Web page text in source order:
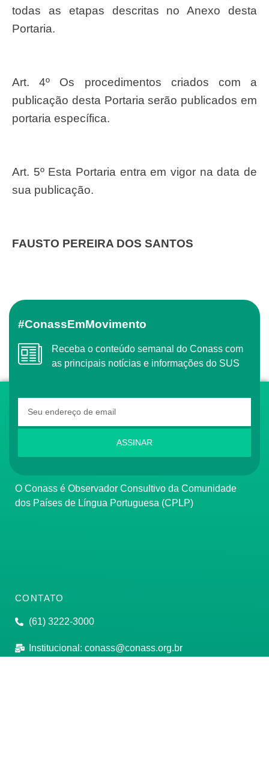
todas as etapas descritas no Anexo desta
Portaria.
Art. 4º Os procedimentos criados com a
publicação desta Portaria serão publicados em
portaria específica.
Art. 5º Esta Portaria entra em vigor na data de
sua publicação.
FAUSTO PEREIRA DOS SANTOS
#ConassEmMovimento
Receba o conteúdo semanal do Conass com
as principais notícias e informações do SUS
ASSINAR
O Conass é Observador Consultivo da Comunidade
dos Países de Língua Portuguesa (CPLP)
CONTATO
(61) 3222-3000
Institucional: conass@conass.org.br